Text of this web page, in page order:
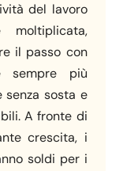
del lavoro
il passo con
sempre più
sosta e
A fronte di
crescita, i
soldi per i